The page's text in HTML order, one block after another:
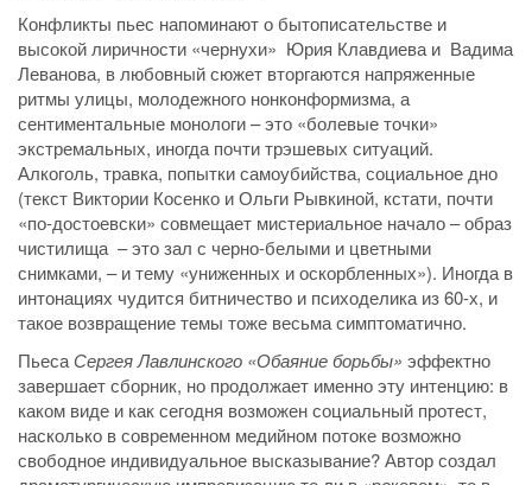
Конфликты пьес напоминают о бытописательстве и
высокой лиричности «чернухи» Юрия Клавдиева и Вадима
Леванова, в любовный сюжет вторгаются напряженные
ритмы улицы, молодежного нонконформизма, а
сентиментальные монологи – это «болевые точки»
экстремальных, иногда почти трэшевых ситуаций.
Алкоголь, травка, попытки самоубийства, социальное дно
(текст Виктории Косенко и Ольги Рывкиной, кстати, почти
«по-достоевски» совмещает мистериальное начало – образ
чистилища – это зал с черно-белыми и цветными
снимками, – и тему «униженных и оскорбленных»). Иногда в
интонациях чудится битничество и психоделика из 60-х, и
такое возвращение темы тоже весьма симптоматично.
ПьесаСергея Лавлинского «Обаяние борьбы» эффектно
завершает сборник, но продолжает именно эту интенцию: в
каком виде и как сегодня возможен социальный протест,
насколько в современном медийном потоке возможно
свободное индивидуальное высказывание? Автор создал